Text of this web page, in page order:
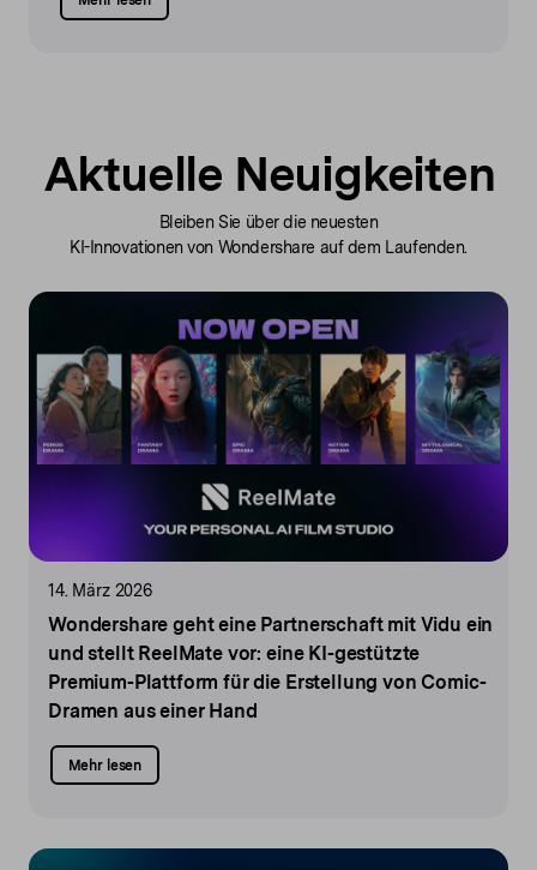
Aktuelle Neuigkeiten
Bleiben Sie über die neuesten
KI-Innovationen von Wondershare auf dem Laufenden.
14. März 2026
Wondershare geht eine Partnerschaft mit Vidu ein
und stellt ReelMate vor: eine KI-gestützte
Premium-Plattform für die Erstellung von Comic-
Dramen aus einer Hand
Mehr lesen